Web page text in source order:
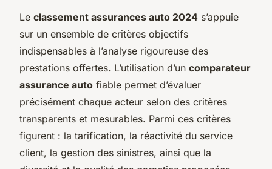
Le classement assurances auto 2024 s’appuie
sur un ensemble de critères objectifs
indispensables à l’analyse rigoureuse des
prestations offertes. L’utilisation d’un comparateur
assurance auto fiable permet d’évaluer
précisément chaque acteur selon des critères
transparents et mesurables. Parmi ces critères
figurent : la tarification, la réactivité du service
client, la gestion des sinistres, ainsi que la